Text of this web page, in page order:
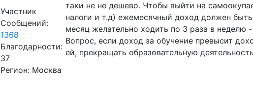
Участник
Сообщений:
1368
Благодарности:
37
Регион: Москва
таки не не дешево. Чтобы выйти на
налоги и т.д) ежемесячный доход должен
месяц желательно ходить по 3 раза в неделю
Вопрос, если доход за обучение превысит
ей, прекращать образовательную